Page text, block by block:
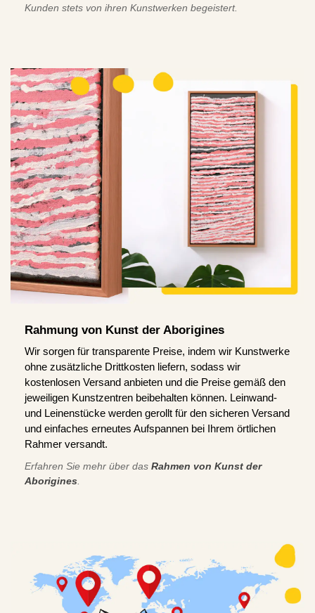
Kunden stets von ihren Kunstwerken begeistert.
Rahmung von Kunst der Aborigines
Wir sorgen für transparente Preise, indem wir Kunstwerke
ohne zusätzliche Drittkosten liefern, sodass wir
kostenlosen Versand anbieten und die Preise gemäß den
jeweiligen Kunstzentren beibehalten können. Leinwand-
und Leinenstücke werden gerollt für den sicheren Versand
und einfaches erneutes Aufspannen bei Ihrem örtlichen
Rahmer versandt.
Erfahren Sie mehr über das Rahmen von Kunst der
Aborigines